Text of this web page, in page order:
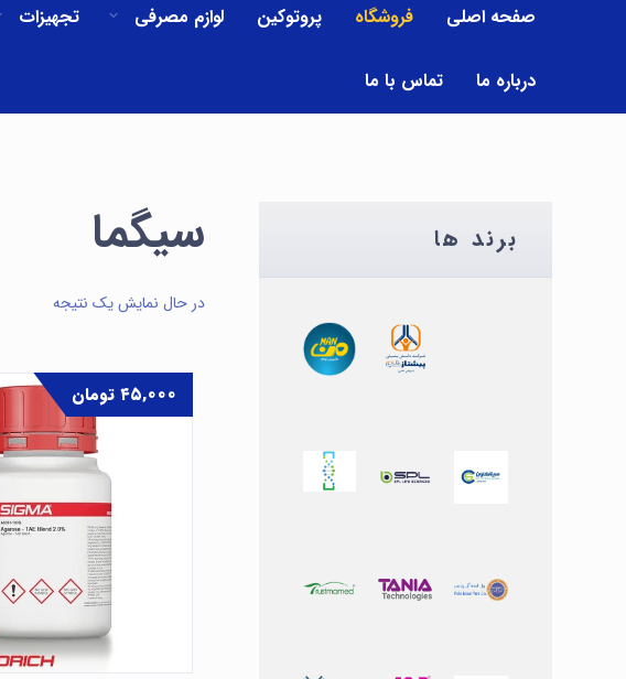
صفحه اصلی فروشگاه پروتوکین لوازم مصرفی تجهیزات
درباره ما تماس با ما
سیگما
در حال نمایش یک نتیجه
۴۵,۰۰۰ تومان
برند ها